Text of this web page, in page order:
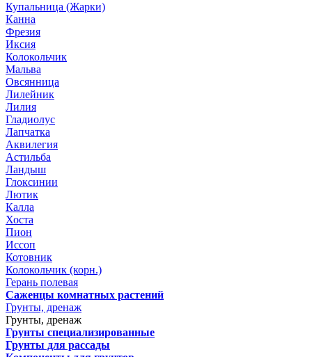
Купальница (Жарки)
Канна
Фрезия
Иксия
Колокольчик
Мальва
Овсянница
Лилейник
Лилия
Гладиолус
Лапчатка
Аквилегия
Астильба
Ландыш
Глоксинии
Лютик
Калла
Хоста
Пион
Иссоп
Котовник
Колокольчик (корн.)
Герань полевая
Саженцы комнатных растений
Грунты, дренаж
Грунты, дренаж
Грунты специализированные
Грунты для рассады